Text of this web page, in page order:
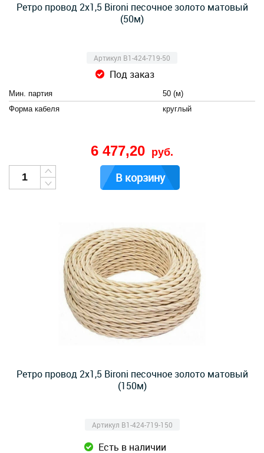
Ретро провод 2х1,5 Bironi песочное золото матовый
(50м)
Артикул B1-424-719-50
Под заказ
Мин. партия
50 (м)
Форма кабеля
круглый
6 477,20 руб.
В корзину
Ретро провод 2х1,5 Bironi песочное золото матовый
(150м)
Артикул B1-424-719-150
Есть в наличии